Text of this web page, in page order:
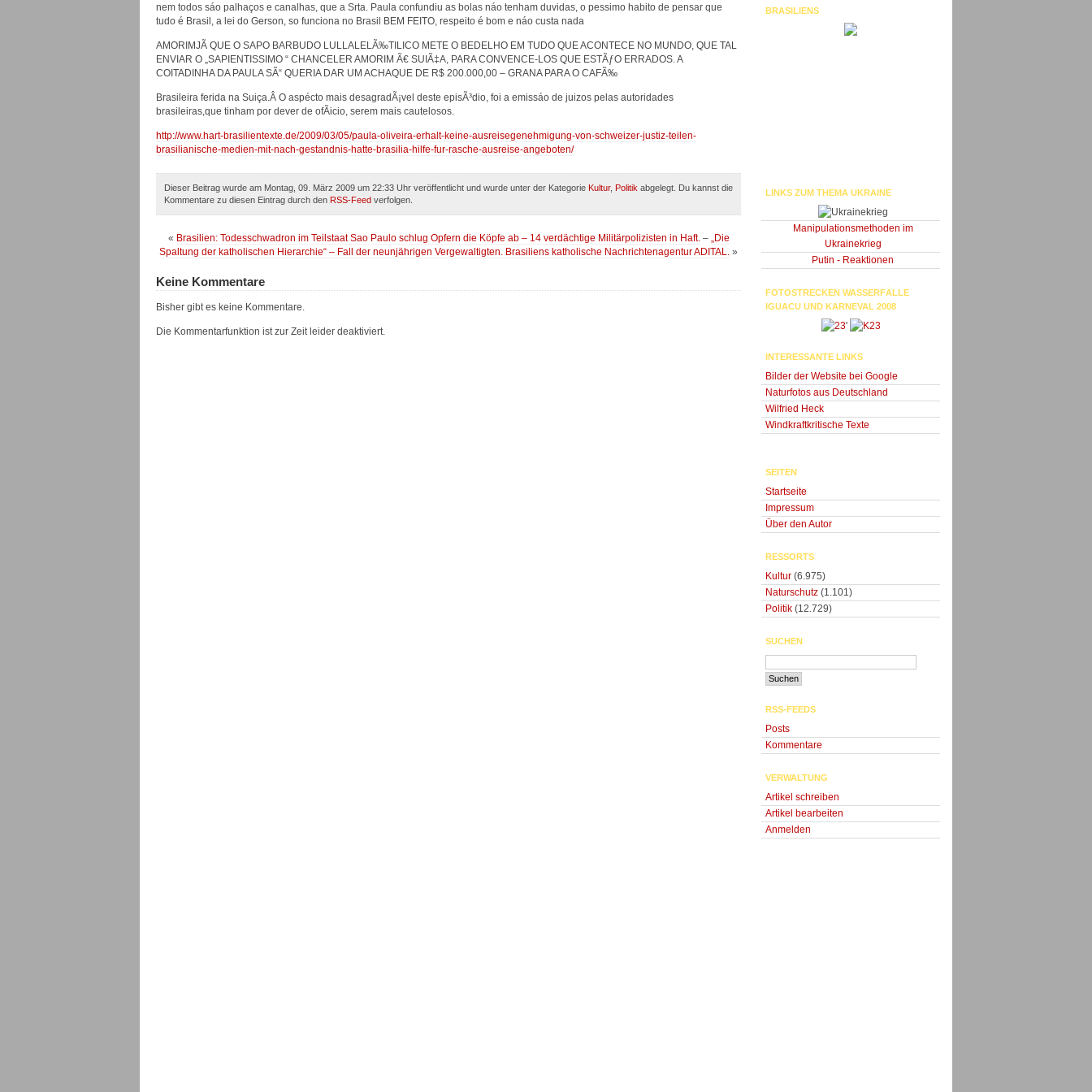
nem todos sáo palhaços e canalhas, que a Srta. Paula confundiu as bolas náo tenham duvidas, o pessimo habito de pensar que
tudo é Brasil, a lei do Gerson, so funciona no Brasil BEM FEITO, respeito é bom e náo custa nada
AMORIMJÃ QUE O SAPO BARBUDO LULLALELÃ‰TILICO METE O BEDELHO EM TUDO QUE ACONTECE NO MUNDO, QUE TAL
ENVIAR O „SAPIENTISSIMO “ CHANCELER AMORIM Ã€ SUIÃ‡A, PARA CONVENCE-LOS QUE ESTÃƒO ERRADOS. A
COITADINHA DA PAULA SÃ“ QUERIA DAR UM ACHAQUE DE R$ 200.000,00 – GRANA PARA O CAFÃ‰
Brasileira ferida na Suiça.Â O aspécto mais desagradÃ¡vel deste episÃ³dio, foi a emissáo de juizos pelas autoridades
brasileiras,que tinham por dever de ofÃicio, serem mais cautelosos.
http://www.hart-brasilientexte.de/2009/03/05/paula-oliveira-erhalt-keine-ausreisegenehmigung-von-schweizer-justiz-teilen-
brasilianische-medien-mit-nach-gestandnis-hatte-brasilia-hilfe-fur-rasche-ausreise-angeboten/
Dieser Beitrag wurde am Montag, 09. März 2009 um 22:33 Uhr veröffentlicht und wurde unter der Kategorie Kultur, Politik abgelegt. Du kannst die
Kommentare zu diesen Eintrag durch den RSS-Feed verfolgen.
« Brasilien: Todesschwadron im Teilstaat Sao Paulo schlug Opfern die Köpfe ab – 14 verdächtige Militärpolizisten in Haft.– „Die
Spaltung der katholischen Hierarchie“ – Fall der neunjährigen Vergewaltigten. Brasiliens katholische Nachrichtenagentur ADITAL. »
Keine Kommentare
Bisher gibt es keine Kommentare.
Die Kommentarfunktion ist zur Zeit leider deaktiviert.
BRASILIENS
LINKS ZUM THEMA UKRAINE
Manipulationsmethoden im
Ukrainekrieg
Putin - Reaktionen
FOTOSTRECKEN WASSERFÄLLE
IGUACU UND KARNEVAL 2008
'
INTERESSANTE LINKS
Bilder der Website bei Google
Naturfotos aus Deutschland
Wilfried Heck
Windkraftkritische Texte
SEITEN
Startseite
Impressum
Über den Autor
RESSORTS
Kultur (6.975)
Naturschutz (1.101)
Politik (12.729)
SUCHEN
RSS-FEEDS
Posts
Kommentare
VERWALTUNG
Artikel schreiben
Artikel bearbeiten
Anmelden